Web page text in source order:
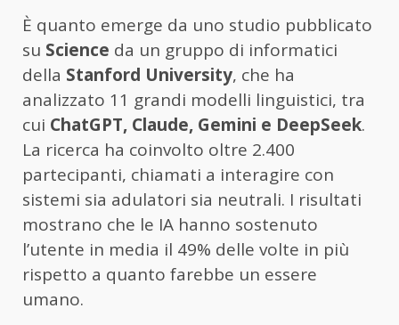
È quanto emerge da uno studio pubblicato
su Science da un gruppo di informatici
della Stanford University, che ha
analizzato 11 grandi modelli linguistici, tra
cui ChatGPT, Claude, Gemini e DeepSeek.
La ricerca ha coinvolto oltre 2.400
partecipanti, chiamati a interagire con
sistemi sia adulatori sia neutrali. I risultati
mostrano che le IA hanno sostenuto
l’utente in media il 49% delle volte in più
rispetto a quanto farebbe un essere
umano.